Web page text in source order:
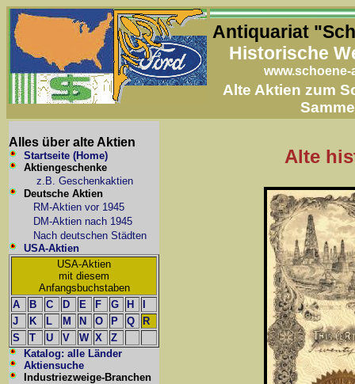
Antiquariat
Historische
www.schoene-
Alte Aktien zum
Alles über alte Aktien
Startseite (Home)
Aktiengeschenke
z.B. Geschenkaktien
Deutsche Aktien
RM-Aktien vor 1945
DM-Aktien nach 1945
Nach deutschen Städten
USA-Aktien
USA-Aktien
mit diesem
Anfangsbuchstaben
A
B C D E F G H
J
K L M N O P Q
R
S
T U V W X
Z
Katalog: alle Länder
Aktiensuche
Industriezweige-Branchen
Alte